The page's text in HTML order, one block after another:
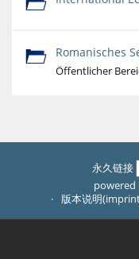
Romanisches
Öffentlicher
永久链接
powered
版本说明